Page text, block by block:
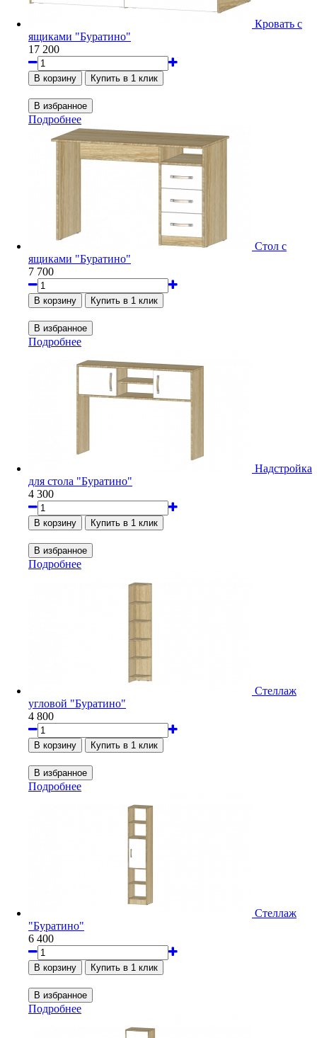
Кровать с
ящиками "Буратино"
17 200
Подробнее
Стол с
ящиками "Буратино"
7 700
Подробнее
Надстройка
для стола "Буратино"
4 300
Подробнее
Стеллаж
угловой "Буратино"
4 800
Подробнее
Стеллаж
"Буратино"
6 400
Подробнее